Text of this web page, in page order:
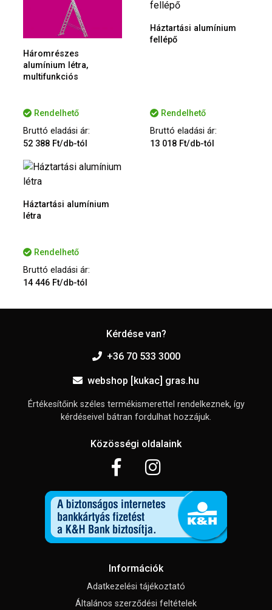
Háromrészes
alumínium létra,
multifunkciós
Rendelhető
Bruttó eladási ár:
52 388 Ft/db-tól
Háztartási alumínium
fellépő
Rendelhető
Bruttó eladási ár:
13 018 Ft/db-tól
Háztartási alumínium
létra
Rendelhető
Bruttó eladási ár:
14 446 Ft/db-tól
Kérdése van?
+36 70 533 3000
webshop [kukac] gras.hu
Értékesítőink széles termékismerettel rendelkeznek, így
kérdéseivel bátran fordulhat hozzájuk.
Közösségi oldalaink
Információk
Adatkezelési tájékoztató
Általános szerződési feltételek